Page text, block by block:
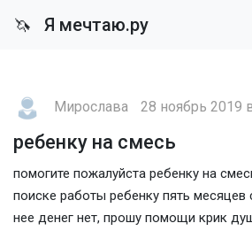
🦄 Я мечтаю.ру
Мирослава 28 ноябрь 2019
ребенку на смесь
помогите пожалуйста ребенку на
поиске работы ребенку пять месяцев
нее денег нет, прошу помощи крик